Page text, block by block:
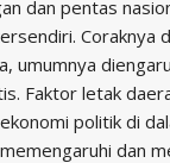
dan pentas
Coraknya
umumnya
Faktor letak
politik di
dan